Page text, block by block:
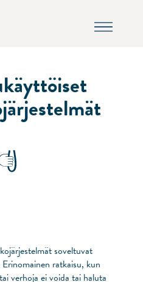
soveltuvat
ratkaisu, kun
verhoja ei voida tai haluta